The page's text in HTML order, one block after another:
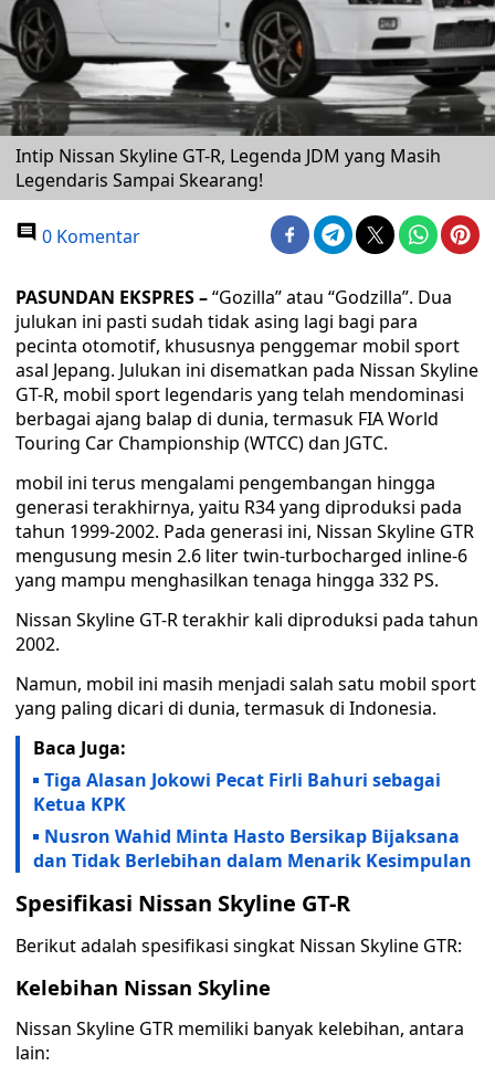
Intip Nissan Skyline GT-R, Legenda JDM yang Masih
Legendaris Sampai Skearang!
0 Komentar
PASUNDAN EKSPRES –“Gozilla” atau “Godzilla”. Dua
julukan ini pasti sudah tidak asing lagi bagi para
pecinta otomotif, khususnya penggemar mobil sport
asal Jepang. Julukan ini disematkan pada Nissan Skyline
GT-R, mobil sport legendaris yang telah mendominasi
berbagai ajang balap di dunia, termasuk FIA World
Touring Car Championship (WTCC) dan JGTC.
mobil ini terus mengalami pengembangan hingga
generasi terakhirnya, yaitu R34 yang diproduksi pada
tahun 1999-2002. Pada generasi ini, Nissan Skyline GTR
mengusung mesin 2.6 liter twin-turbocharged inline-6
yang mampu menghasilkan tenaga hingga 332 PS.
Nissan Skyline GT-R terakhir kali diproduksi pada tahun
2002.
Namun, mobil ini masih menjadi salah satu mobil sport
yang paling dicari di dunia, termasuk di Indonesia.
Baca Juga:
Tiga Alasan Jokowi Pecat Firli Bahuri sebagai
Ketua KPK
Nusron Wahid Minta Hasto Bersikap Bijaksana
dan Tidak Berlebihan dalam Menarik Kesimpulan
Spesifikasi Nissan Skyline GT-R
Berikut adalah spesifikasi singkat Nissan Skyline GTR:
Kelebihan Nissan Skyline
Nissan Skyline GTR memiliki banyak kelebihan, antara
lain: